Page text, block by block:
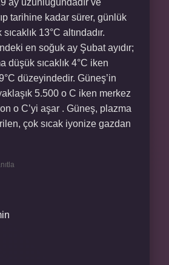
ay uzunluğundadır ve
tarihine kadar sürer, günlük
13°C altındadır.
en soğuk ay Şubat ayıdır;
düşük sıcaklık 4°C iken
düzeyindedir. Güneş’in
5.500 o C iken merkez
o C’yi aşar . Güneş, plazma
çok sıcak iyonize gazdan